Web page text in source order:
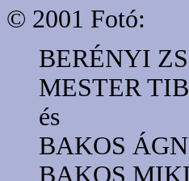
© 2001 Fotó:
BERÉNYI
MESTER
és
BAKOS
BAKOS